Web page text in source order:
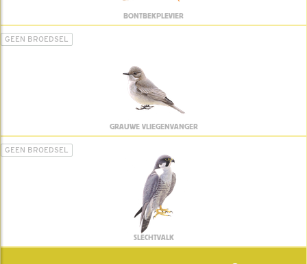
BONTBEKPLEVIER
GEEN BROEDSEL
GRAUWE VLIEGENVANGER
GEEN BROEDSEL
SLECHTVALK